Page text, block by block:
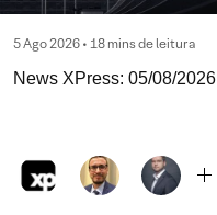
5 Ago 2026 • 18 mins de leitura
News XPress: 05/08/2026